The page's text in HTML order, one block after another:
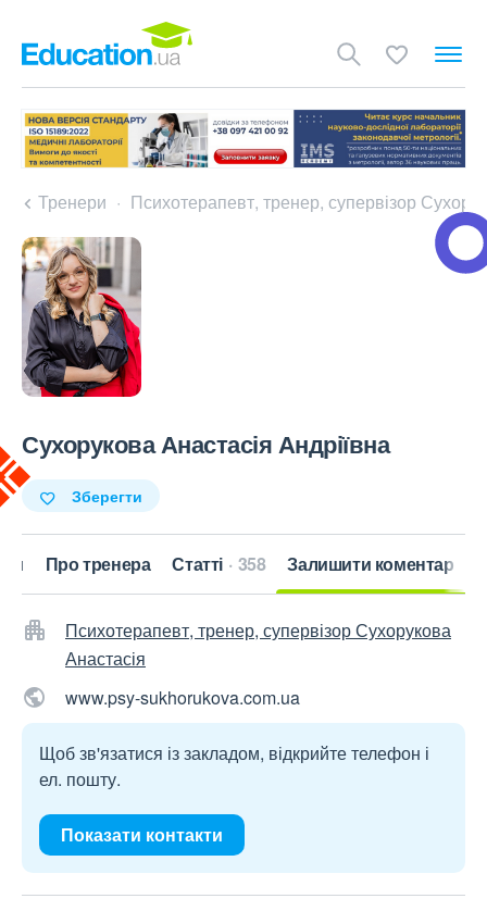
Тренери Психотерапевт, тренер, супервізор
Сухорукова Анастасія Андріївна
Зберегти
Про тренера Статті 358 Залишити коментар
Психотерапевт, тренер, супервізор Сухорукова
Анастасія
www.psy-sukhorukova.com.ua
Щоб зв'язатися із закладом, відкрийте телефон і
ел. пошту.
Показати контакти